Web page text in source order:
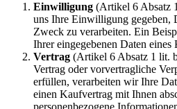
Einwilligung (Artikel 6 Absatz
uns Ihre Einwilligung gegeben,
Zweck zu verarbeiten. Ein
Ihrer eingegebenen Daten
Vertrag (Artikel 6 Absatz 1 lit.
Vertrag oder vorvertragliche
erfüllen, verarbeiten wir Ihre
einen Kaufvertrag mit Ihnen
personenbezogene